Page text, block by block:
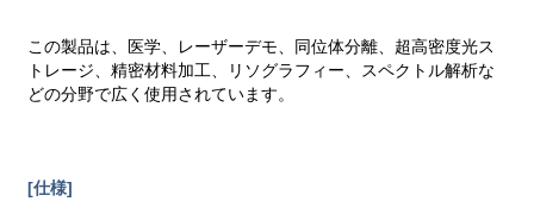
この製品は、医学、レーザーデモ、同位体分離、超高密度光ス
トレージ、精密材料加工、リソグラフィー、スペクトル解析な
どの分野で広く使用されています。
[仕様]